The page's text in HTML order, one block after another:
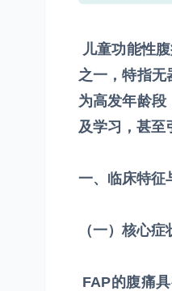
儿童功能性
之一，特指无
为高发年龄段
及学习，甚至
一、临床特征
（一）核心症
FAP的腹痛